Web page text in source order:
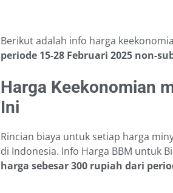
Berikut adalah info harga
periode 15-28 Februari 2025 non-
Harga Keekonomian
Ini
Rincian biaya untuk setiap harga
di Indonesia. Info Harga BBM untuk
harga sebesar 300 rupiah dari